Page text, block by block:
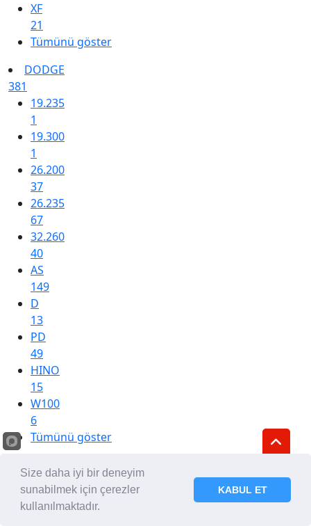
XF
21
Tümünü göster
DODGE
381
19.235
1
19.300
1
26.200
37
26.235
67
32.260
40
AS
149
D
13
PD
49
HINO
15
W100
6
Tümünü göster
ENTER
FIAT
104
Size daha iyi bir deneyim
sunabilmek için çerezler
kullanılmaktadır.
KABUL ET